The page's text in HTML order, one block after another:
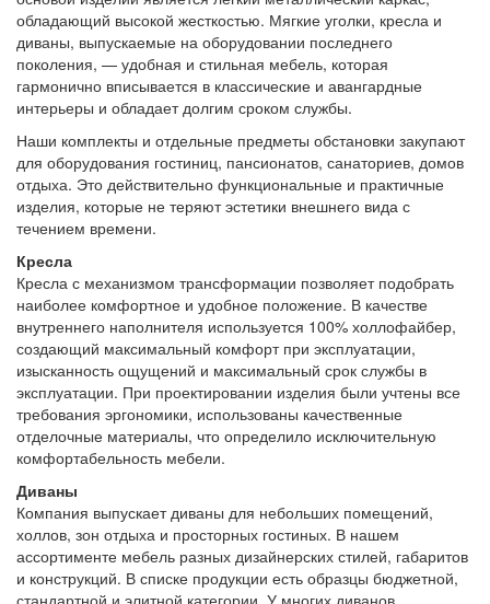
обладающий высокой жесткостью. Мягкие уголки, кресла и
диваны, выпускаемые на оборудовании последнего
поколения, — удобная и стильная мебель, которая
гармонично вписывается в классические и авангардные
интерьеры и обладает долгим сроком службы.
Наши комплекты и отдельные предметы обстановки закупают
для оборудования гостиниц, пансионатов, санаториев, домов
отдыха. Это действительно функциональные и практичные
изделия, которые не теряют эстетики внешнего вида с
течением времени.
Кресла
Кресла с механизмом трансформации позволяет подобрать
наиболее комфортное и удобное положение. В качестве
внутреннего наполнителя используется 100% холлофайбер,
создающий максимальный комфорт при эксплуатации,
изысканность ощущений и максимальный срок службы в
эксплуатации. При проектировании изделия были учтены все
требования эргономики, использованы качественные
отделочные материалы, что определило исключительную
комфортабельность мебели.
Диваны
Компания выпускает диваны для небольших помещений,
холлов, зон отдыха и просторных гостиных. В нашем
ассортименте мебель разных дизайнерских стилей, габаритов
и конструкций. В списке продукции есть образцы бюджетной,
стандартной и элитной категории. У многих диванов